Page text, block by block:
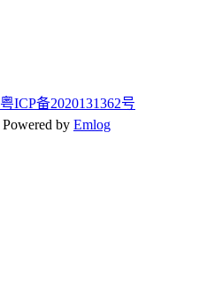
粤ICP备2020131362号
Powered by Emlog